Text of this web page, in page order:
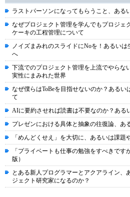
ラストパーソンになってもらうこと、ある
なぜプロジェクト管理を学んでもプロジェ
ケーキの工程管理について
ノイズまみれのスライドにNoを！あるい
へ
下流でのプロジェクト管理を上流でやらな
実性にまみれた世界
なぜ僕らはToBeを目指せないのか？ある
て
AIに要約させれば読書は不要なのか？ある
プレゼンにおける具体と抽象の往復論、あ
「めんどくせえ」を大切に、あるいは課題
「プライベートも仕事の勉強をすべきです
版）
とある新人プログラマーとアクアライン、
ジェクト研究家になるのか？